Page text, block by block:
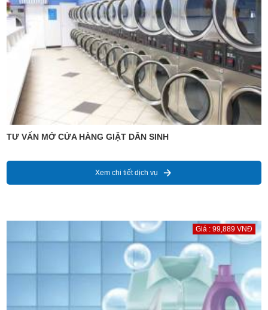
TƯ VẤN MỞ CỬA HÀNG GIẶT DÂN SINH
Xem chi tiết dịch vụ
Giá : 99,889 VNĐ